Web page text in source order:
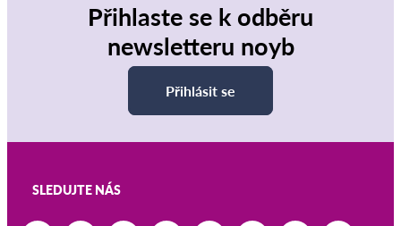
Přihlaste se k odběru
newsletteru noyb
Přihlásit se
SLEDUJTE NÁS